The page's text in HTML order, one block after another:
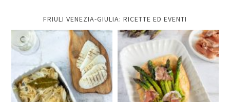
FRIULI VENEZIA-GIULIA: RICETTE ED EVENTI